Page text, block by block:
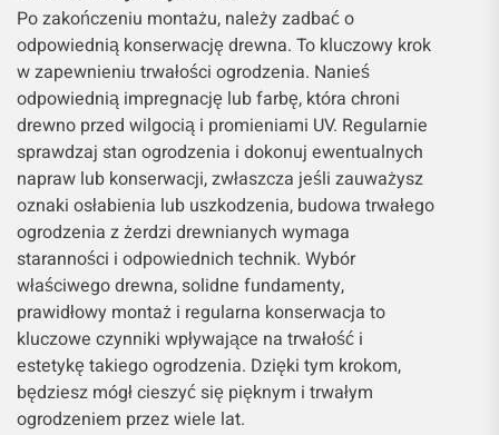
Po zakończeniu montażu, należy zadbać o
odpowiednią konserwację drewna. To kluczowy krok
w zapewnieniu trwałości ogrodzenia. Nanieś
odpowiednią impregnację lub farbę, która chroni
drewno przed wilgocią i promieniami UV. Regularnie
sprawdzaj stan ogrodzenia i dokonuj ewentualnych
napraw lub konserwacji, zwłaszcza jeśli zauważysz
oznaki osłabienia lub uszkodzenia, budowa trwałego
ogrodzenia z żerdzi drewnianych wymaga
staranności i odpowiednich technik. Wybór
właściwego drewna, solidne fundamenty,
prawidłowy montaż i regularna konserwacja to
kluczowe czynniki wpływające na trwałość i
estetykę takiego ogrodzenia. Dzięki tym krokom,
będziesz mógł cieszyć się pięknym i trwałym
ogrodzeniem przez wiele lat.